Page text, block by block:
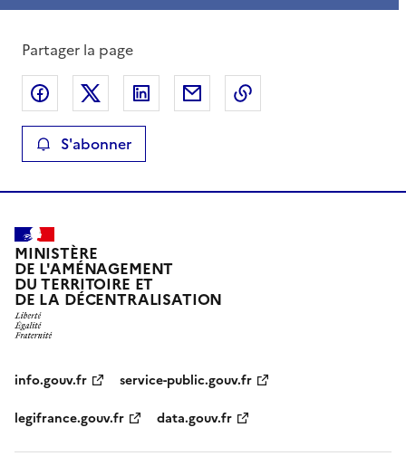
Partager la page
Partager sur Facebook
Partager sur XPartager sur LinkedIn
Partager par email
S'abonner
MINISTÈRE
DE L'AMÉNAGEMENT
DU TERRITOIRE ET
DE LA DÉCENTRALISATION
info.gouv.fr
service-public.gouv.fr
legifrance.gouv.fr
data.gouv.fr